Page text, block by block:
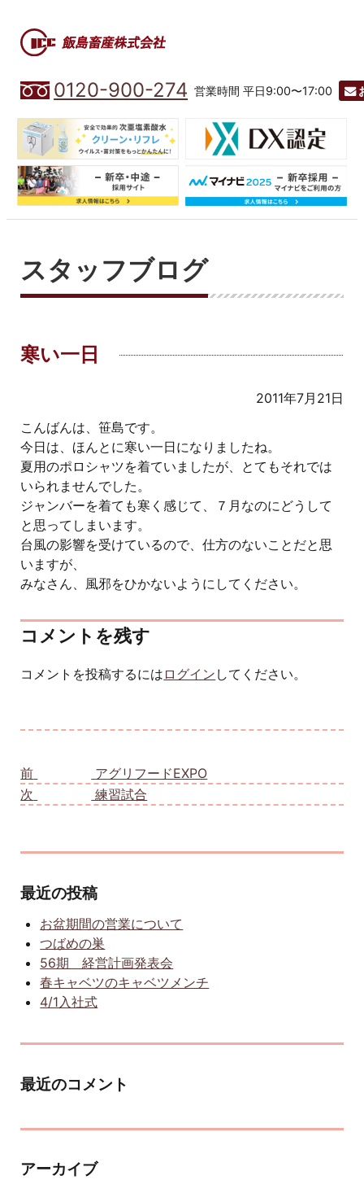
0120-900-274 営業時間 平日9:00〜17:00
スタッフブログ
寒い一日
2011年7月21日
こんばんは、笹島です。
今日は、ほんとに寒い一日になりましたね。
夏用のポロシャツを着ていましたが、とてもそれでは
いられませんでした。
ジャンバーを着ても寒く感じて、７月なのにどうして
と思ってしまいます。
台風の影響を受けているので、仕方のないことだと思
いますが、
みなさん、風邪をひかないようにしてください。
コメントを残す
コメントを投稿するには ログイン してください。
前
アグリフードEXPO
次
練習試合
最近の投稿
お盆期間の営業について
つばめの巣
56期 経営計画発表会
春キャベツのキャベツメンチ
4/1入社式
最近のコメント
アーカイブ